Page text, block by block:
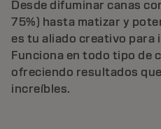
Desde difuminar canas
75%) hasta matizar y
es tu aliado creativo
Funciona en todo tipo de
ofreciendo resultados
increíbles.